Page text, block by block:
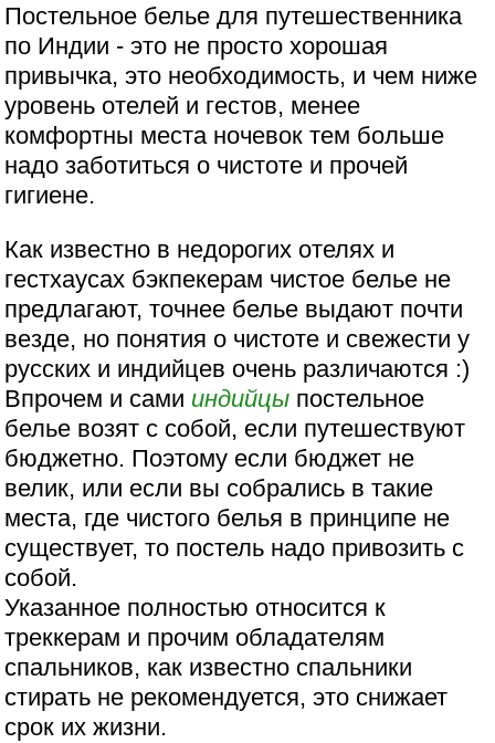
Постельное белье для путешественника
по Индии - это не просто хорошая
привычка, это необходимость, и чем ниже
уровень отелей и гестов, менее
комфортны места ночевок тем больше
надо заботиться о чистоте и прочей
гигиене.
Как известно в недорогих отелях и
гестхаусах бэкпекерам чистое белье не
предлагают, точнее белье выдают почти
везде, но понятия о чистоте и свежести у
русских и индийцев очень различаются :)
Впрочем и сами индийцы постельное
белье возят с собой, если путешествуют
бюджетно. Поэтому если бюджет не
велик, или если вы собрались в такие
места, где чистого белья в принципе не
существует, то постель надо привозить с
собой.
Указанное полностью относится к
треккерам и прочим обладателям
спальников, как известно спальники
стирать не рекомендуется, это снижает
срок их жизни.